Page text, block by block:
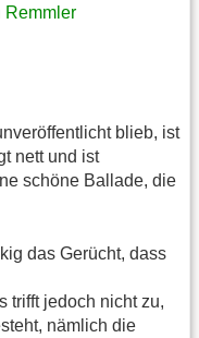
Remmler
blieb, ist
nett und ist
schöne Ballade, die
das Gerücht, dass
trifft jedoch nicht zu,
nämlich die